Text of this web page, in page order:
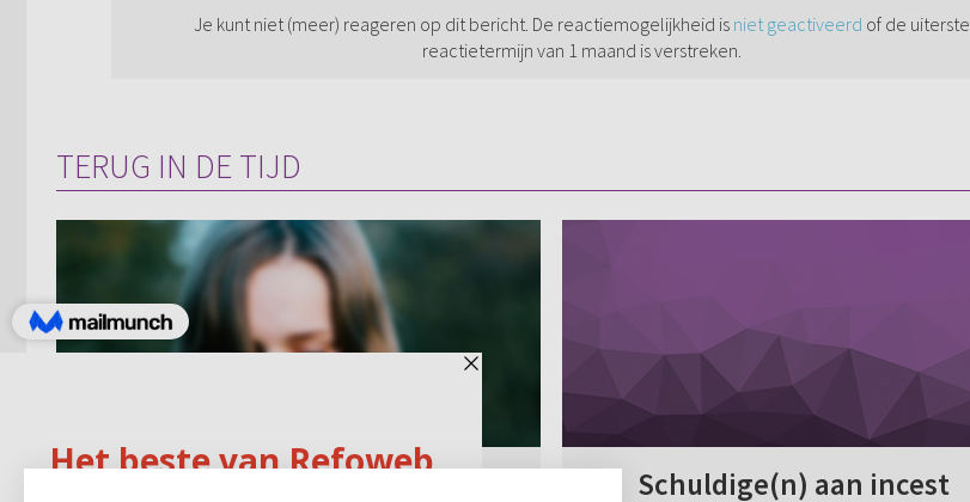
Je kunt niet (meer) reageren op dit bericht. De reactiemogelijkheid is niet geactiveerd of de uiterste
reactietermijn van 1 maand is verstreken.
TERUG IN DE TIJD
Schuldige(n) aan incest